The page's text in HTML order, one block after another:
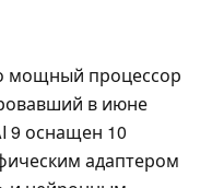
мощный процессор
в июне
9 оснащен 10
адаптером